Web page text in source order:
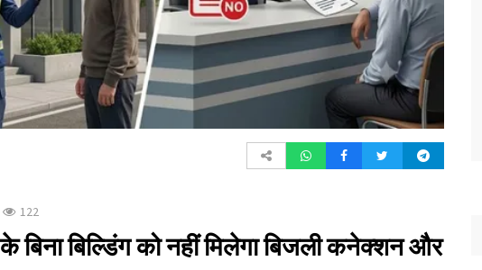
122
बिना बिल्डिंग को नहीं मिलेगा बिजली कनेक्शन और